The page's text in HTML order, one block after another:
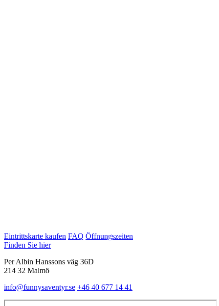
Eintrittskarte kaufen FAQ Öffnungszeiten
Finden Sie hier
Per Albin Hanssons väg 36D
214 32 Malmö
info@funnysaventyr.se +46 40 677 14 41